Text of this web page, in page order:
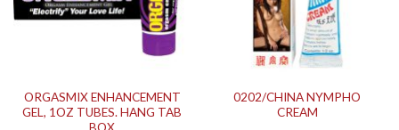
ORGASMIX ENHANCEMENT
GEL, 1OZ TUBES. HANG TAB
0202/CHINA NYMPHO
CREAM